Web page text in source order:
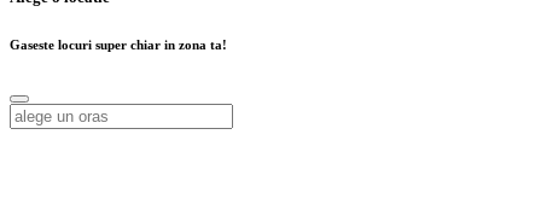
Gaseste locuri super chiar in zona ta!
Alege o locatie